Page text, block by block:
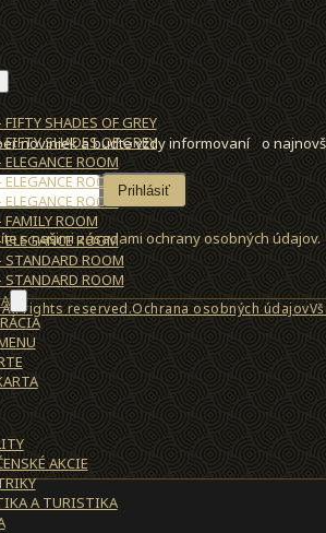
SHADES OF GREY
SHADES OF GREY
ROOM
ROOM
ROOM
ROOM
ROOM
STANDARD ROOM
STANDARD ROOM
AKCIE
A TURISTIKA
noviniek a buďte vždy informovaní o
Prihlásiť
s našimi zásadami ochrany osobných údajov.
rights reserved.Ochrana osobných údajov